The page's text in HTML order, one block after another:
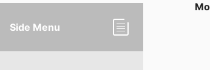
Side Menu